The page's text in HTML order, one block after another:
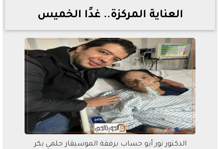
العناية المركزة.. غدًا الخميس
الدكتور نور أبو حساب برفقة الموسيقار حلمي بكر